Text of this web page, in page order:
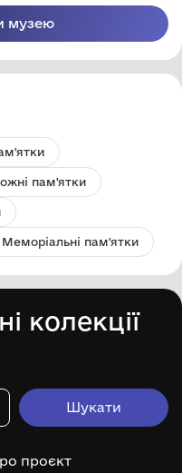
музею
пам'ятки
Меморіальні пам'ятки
колекції
проєкт